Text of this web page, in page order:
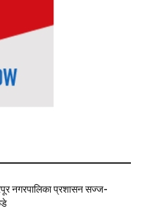
स्वच्छ भारत अभियान, स्वच्छ
रुक्मिणी मंदिराला आकर्षक विद्युत
म्हणजेच शिवबाबांना मतदान* :